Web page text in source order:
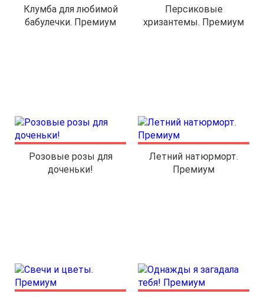
Клумба для любимой
бабулечки. Премиум
Персиковые
хризантемы. Премиум
Розовые розы для
доченьки!
Летний натюрморт.
Премиум